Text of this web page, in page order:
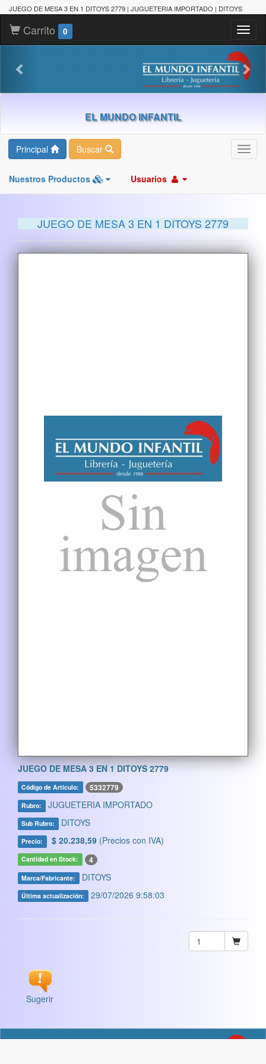
JUEGO DE MESA 3 EN 1 DITOYS 2779 | JUGUETERIA IMPORTADO | DITOYS
Carrito 0
EL MUNDO INFANTIL
Principal Buscar
Nuestros Productos Usuarios
JUEGO DE MESA 3 EN 1 DITOYS 2779
JUEGO DE MESA 3 EN 1 DITOYS 2779
Código de Artículo: 5332779
Rubro: JUGUETERIA IMPORTADO
Sub Rubro: DITOYS
Precio: $ 20.238,59 (Precios con IVA)
Cantidad en Stock: 4
Marca/Fabricante: DITOYS
Última actualización: 29/07/2026 9:58:03
Sugerir